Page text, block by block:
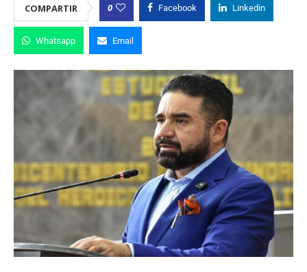
COMPARTIR 0 Facebook Linkedin
Whatsapp Email